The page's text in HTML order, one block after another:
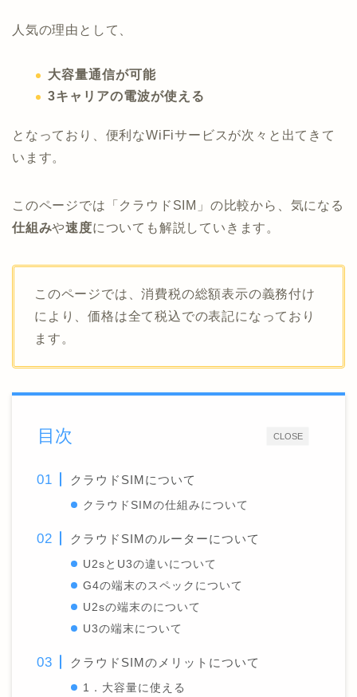
人気の理由として、
大容量通信が可能
3キャリアの電波が使える
となっており、便利なWiFiサービスが次々と出てきて
います。
このページでは「クラウドSIM」の比較から、気になる
仕組みや速度についても解説していきます。
このページでは、消費税の総額表示の義務付け
により、価格は全て税込での表記になっており
ます。
CLOSE
目次
クラウドSIMについて
クラウドSIMの仕組みについて
クラウドSIMのルーターについて
U2sとU3の違いについて
G4の端末のスペックについて
U2sの端末のについて
U3の端末について
クラウドSIMのメリットについて
1．大容量に使える